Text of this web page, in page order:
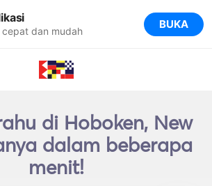
cepat dan mudah BUKA
di Hoboken, New
dalam beberapa
menit!